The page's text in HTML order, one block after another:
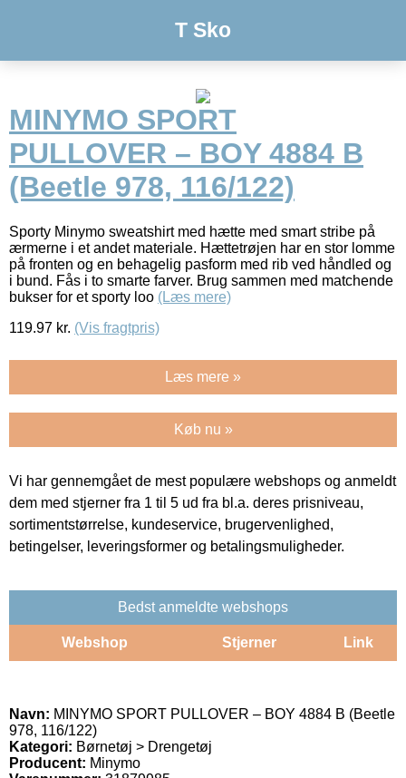
T Sko
MINYMO SPORT
PULLOVER – BOY 4884 B
(Beetle 978, 116/122)
Sporty Minymo sweatshirt med hætte med smart stribe på
ærmerne i et andet materiale. Hættetrøjen har en stor lomme
på fronten og en behagelig pasform med rib ved håndled og
i bund. Fås i to smarte farver. Brug sammen med matchende
bukser for et sporty loo (Læs mere)
119.97 kr. (Vis fragtpris)
Læs mere »
Køb nu »
Vi har gennemgået de mest populære webshops og anmeldt
dem med stjerner fra 1 til 5 ud fra bl.a. deres prisniveau,
sortimentstørrelse, kundeservice, brugervenlighed,
betingelser, leveringsformer og betalingsmuligheder.
Bedst anmeldte webshops
Webshop Stjerner Link
Navn: MINYMO SPORT PULLOVER – BOY 4884 B (Beetle
978, 116/122)
Kategori: Børnetøj > Drengetøj
Producent: Minymo